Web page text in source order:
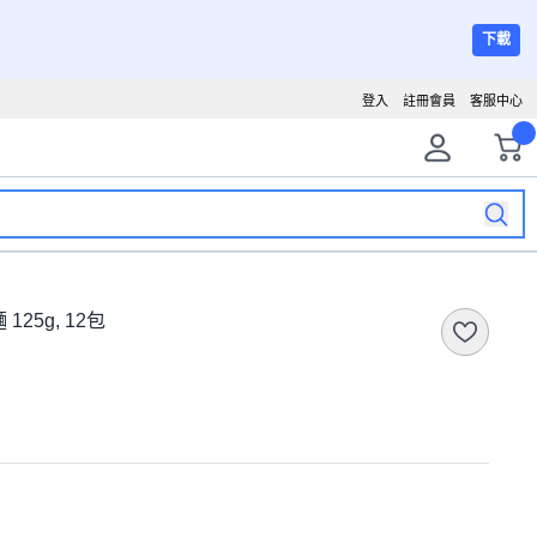
下載
客服中心
註冊會員
登入
125g, 12包